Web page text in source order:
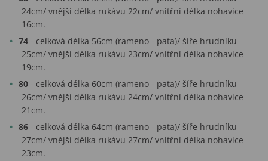
24cm/ vnější délka rukávu 22cm/ vnitřní délka nohavice
16cm.
74 - celková délka 56cm (rameno - pata)/ šíře hrudníku
25cm/ vnější délka rukávu 23cm/ vnitřní délka nohavice
19cm.
80 - celková délka 60cm (rameno - pata)/ šíře hrudníku
26cm/ vnější délka rukávu 24cm/ vnitřní délka nohavice
21cm.
86 - celková délka 64cm (rameno - pata)/ šíře hrudníku
27cm/ vnější délka rukávu 27cm/ vnitřní délka nohavice
23cm.